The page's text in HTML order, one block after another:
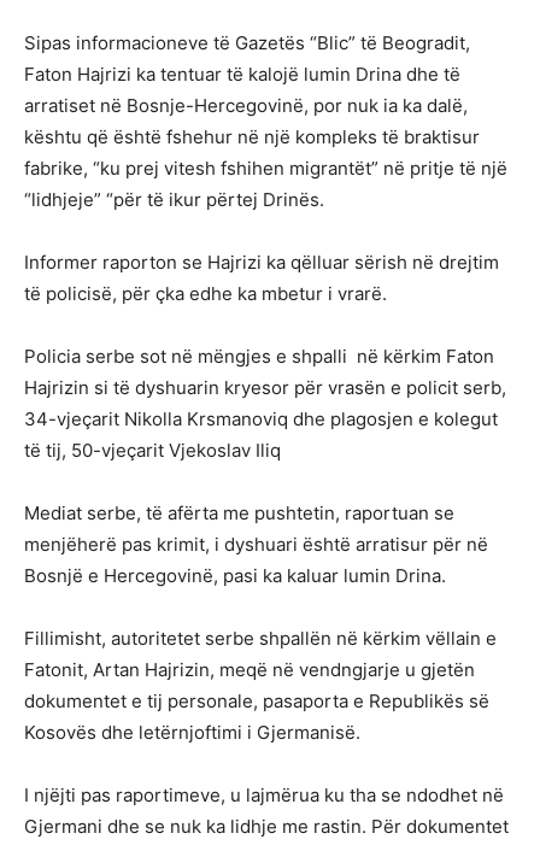
Sipas informacioneve të Gazetës “Blic” të Beogradit,
Faton Hajrizi ka tentuar të kalojë lumin Drina dhe të
arratiset në Bosnje-Hercegovinë, por nuk ia ka dalë,
kështu që është fshehur në një kompleks të braktisur
fabrike, “ku prej vitesh fshihen migrantët” në pritje të një
“lidhjeje” “për të ikur përtej Drinës.
Informer raporton se Hajrizi ka qëlluar sërish në drejtim
të policisë, për çka edhe ka mbetur i vrarë.
Policia serbe sot në mëngjes e shpalli në kërkim Faton
Hajrizin si të dyshuarin kryesor për vrasën e policit serb,
34-vjeçarit Nikolla Krsmanoviq dhe plagosjen e kolegut
të tij, 50-vjeçarit Vjekoslav Iliq
Mediat serbe, të afërta me pushtetin, raportuan se
menjëherë pas krimit, i dyshuari është arratisur për në
Bosnjë e Hercegovinë, pasi ka kaluar lumin Drina.
Fillimisht, autoritetet serbe shpallën në kërkim vëllain e
Fatonit, Artan Hajrizin, meqë në vendngjarje u gjetën
dokumentet e tij personale, pasaporta e Republikës së
Kosovës dhe letërnjoftimi i Gjermanisë.
I njëjti pas raportimeve, u lajmërua ku tha se ndodhet në
Gjermani dhe se nuk ka lidhje me rastin. Për dokumentet